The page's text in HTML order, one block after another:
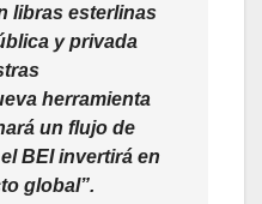
libras esterlinas
y privada
herramienta
un flujo de
BEI invertirá en
global”.